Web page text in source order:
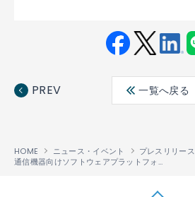
ebo ter
edin
PREV 一覧へ戻る
HOME ニュース・イベント
プレスリリース
通信機器向けソフトウェアプラットフォーム「ZebOS